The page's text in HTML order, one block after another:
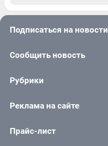
Подписаться на новости
Сообщить новость
Рубрики
Реклама на сайте
Прайс-лист